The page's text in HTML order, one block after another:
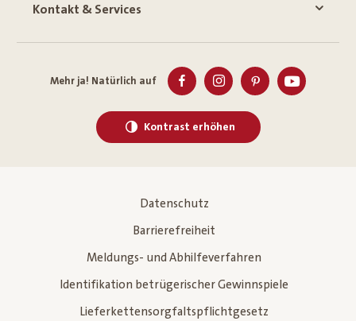
Kontakt & Services
Mehr ja! Natürlich auf
Kontrast erhöhen
Datenschutz
Barrierefreiheit
Meldungs- und Abhilfeverfahren
Identifikation betrügerischer Gewinnspiele
Lieferkettensorgfaltspflichtgesetz